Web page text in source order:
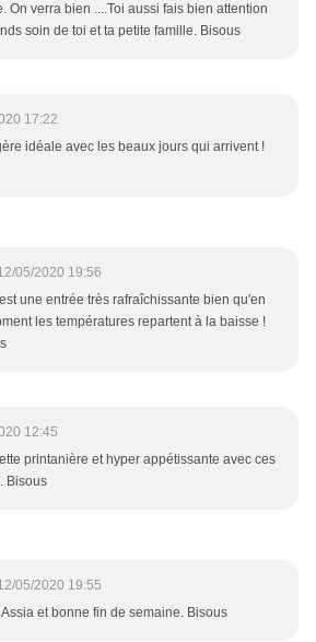
On verra bien ....Toi aussi fais bien attention
soin de toi et ta petite famille. Bisous
17:22
idéale avec les beaux jours qui arrivent !
05/2020 19:56
une entrée très rafraîchissante bien qu'en
les températures repartent à la baisse !
12:45
printanière et hyper appétissante avec ces
Bisous
05/2020 19:55
Assia et bonne fin de semaine. Bisous